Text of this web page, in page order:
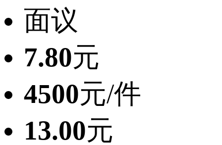
面议
7.80元
4500元/件
13.00元